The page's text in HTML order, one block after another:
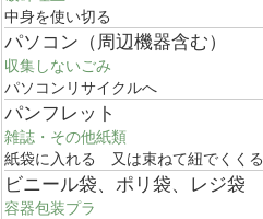
中身を使い切る
パソコン（周辺機器含む）
収集しないごみ
パソコンリサイクルへ
パンフレット
雑誌・その他紙類
紙袋に入れる 又は束ねて紐でくくる
ビニール袋、ポリ袋、レジ袋
容器包装プラ